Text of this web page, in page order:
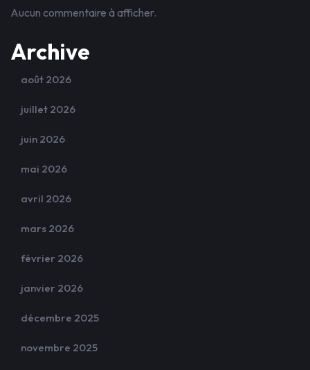
Aucun commentaire à afficher.
Archive
août 2026
juillet 2026
juin 2026
mai 2026
avril 2026
mars 2026
février 2026
janvier 2026
décembre 2025
novembre 2025